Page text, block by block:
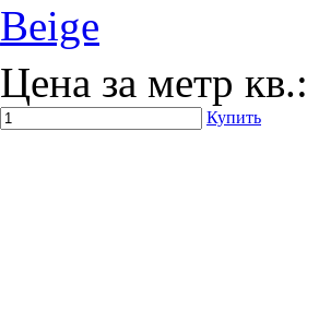
Цена за метр кв.:
Купить